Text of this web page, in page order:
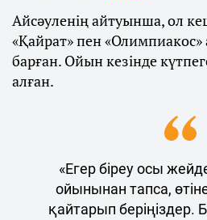
Айсәуленің айтуынша, ол
«Қайрат» пен
барған. Ойын кезінде
алған.
«Егер біреу осы
ойынынан тапса,
қайтарып беріңіздер.